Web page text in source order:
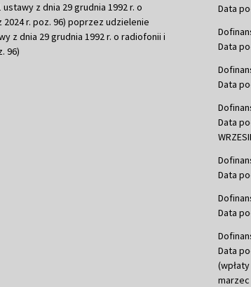
z dnia 29 grudnia 1992 r. o
2024 r. poz. 96) poprzez udzielenie
z dnia 29 grudnia 1992 r. o radiofonii i
96)
Data
Data
Data
Data
Data
Data
Data
marzec